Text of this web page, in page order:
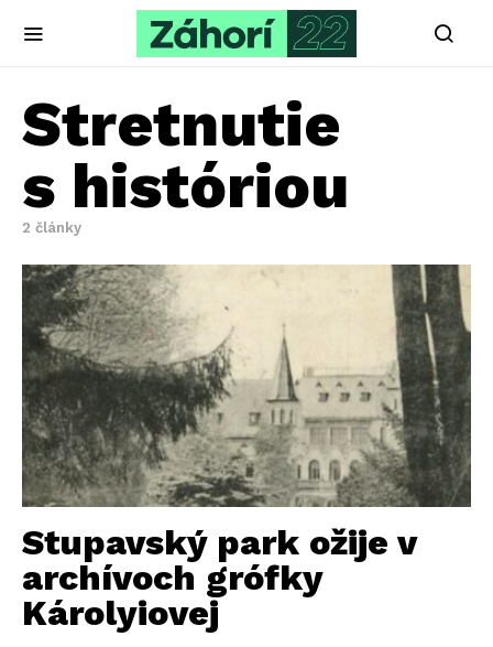
Stretnutie
s históriou
2 články
Stupavský park ožije v
archívoch grófky
Károlyiovej